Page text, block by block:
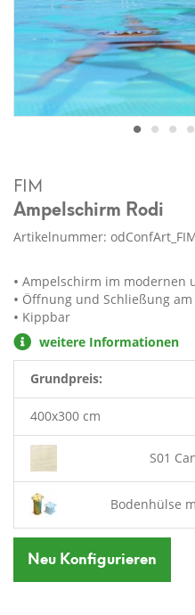
FIM
Ampelschirm Rodi
Artikelnummer:
Ampelschirm im modernen
Öffnung und Schließung
Kippbar
weitere Informationen
Grundpreis:
400x300 cm
S01
Bodenhülse
Neu Konfigurieren